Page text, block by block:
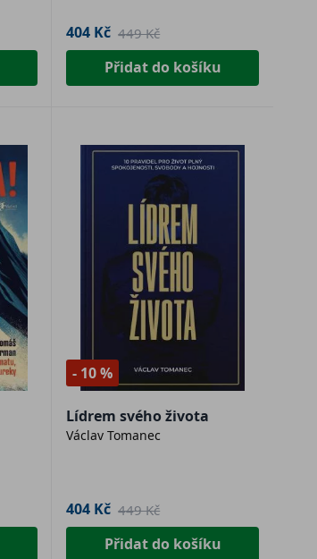
404 Kč 449 Kč
Přidat do košíku
- 10 %
Lídrem svého života
Václav Tomanec
404 Kč 449 Kč
Přidat do košíku